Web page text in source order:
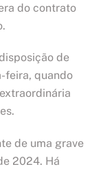
do contrato
de
feira, quando
de uma grave
2024. Há